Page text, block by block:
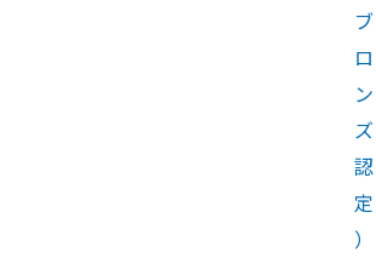
ブ
ロ
ン
ズ
認
定
）